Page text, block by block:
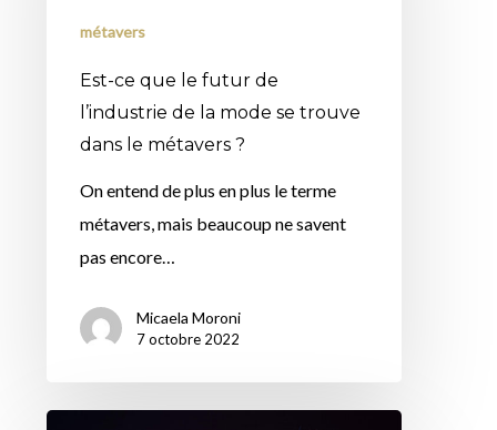
l’industrie
mode
trouve
métavers
Est-ce que le futur de
l’industrie de la mode se trouve
dans le métavers ?
On entend de plus en plus le terme
métavers, mais beaucoup ne savent
pas encore…
Micaela Moroni
7 octobre 2022